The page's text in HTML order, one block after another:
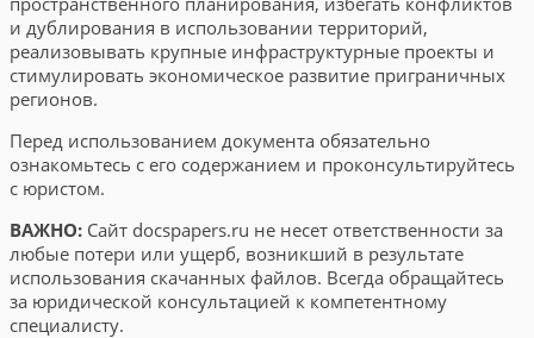
и дублирования в использовании территорий,
реализовывать крупные инфраструктурные проекты и
стимулировать экономическое развитие приграничных
регионов.
Перед использованием документа обязательно
ознакомьтесь с его содержанием и проконсультируйтесь
с юристом.
ВАЖНО: Сайт docspapers.ru не несет ответственности за
любые потери или ущерб, возникший в результате
использования скачанных файлов. Всегда обращайтесь
за юридической консультацией к компетентному
специалисту.